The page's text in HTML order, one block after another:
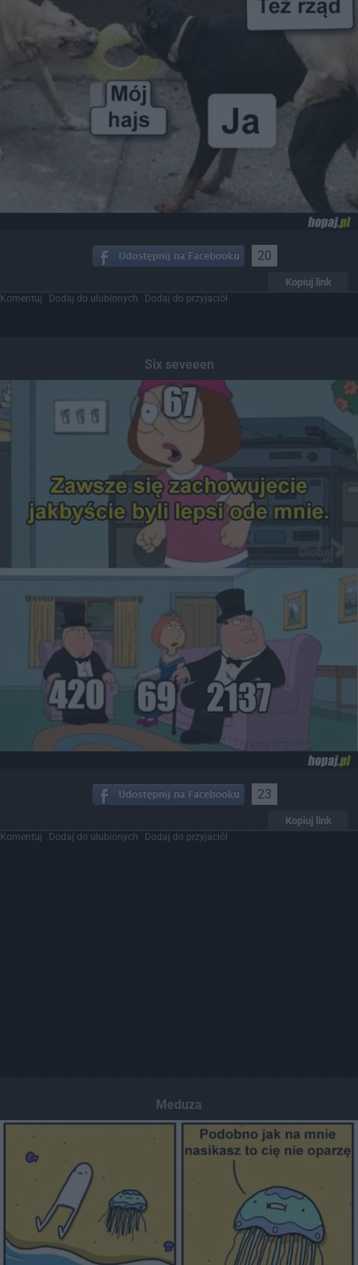
20
Kopiuj link
Komentuj Dodaj do ulubionych Dodaj do przyjaciół
Six seveeen
23
Kopiuj link
Komentuj Dodaj do ulubionych Dodaj do przyjaciół
Meduza